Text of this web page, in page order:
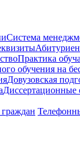
Система
Практика
обучения на
Довузовская
Диссертационные